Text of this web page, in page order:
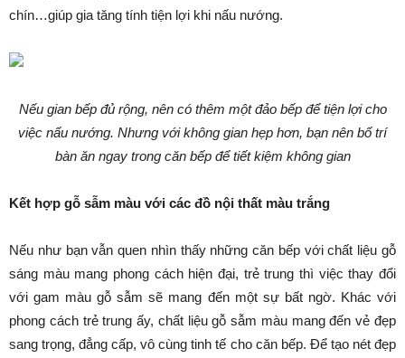
chín…giúp gia tăng tính tiện lợi khi nấu nướng.
Nếu gian bếp đủ rộng, nên có thêm một đảo bếp để tiện lợi cho
việc nấu nướng. Nhưng với không gian hẹp hơn, bạn nên bố trí
bàn ăn ngay trong căn bếp để tiết kiệm không gian
Kết hợp gỗ sẫm màu với các đồ nội thất màu trắng
Nếu như bạn vẫn quen nhìn thấy những căn bếp với chất liệu gỗ
sáng màu mang phong cách hiện đại, trẻ trung thì việc thay đổi
với gam màu gỗ sẫm sẽ mang đến một sự bất ngờ. Khác với
phong cách trẻ trung ấy, chất liệu gỗ sẫm màu mang đến vẻ đẹp
sang trọng, đẳng cấp, vô cùng tinh tế cho căn bếp. Để tạo nét đẹp